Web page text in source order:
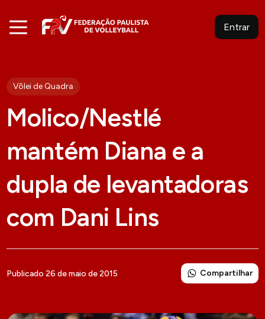
Entrar
Vôlei de Quadra
Molico/Nestlé
mantém Diana e a
dupla de levantadoras
com Dani Lins
Publicado 26 de maio de 2015 Compartilhar